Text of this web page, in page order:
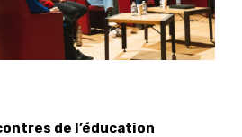
de l’éducation